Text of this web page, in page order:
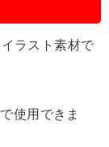
ラスト素材で
使用できま